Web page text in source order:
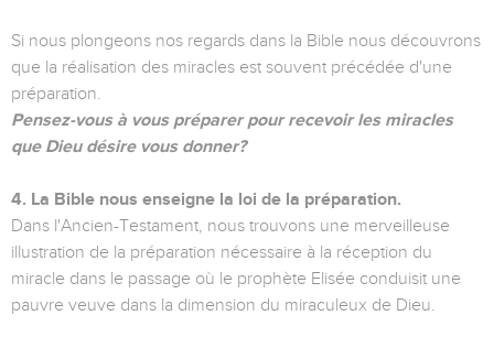
Si nous plongeons nos regards dans la Bible nous découvrons
que la réalisation des miracles est souvent précédée d'une
préparation.
Pensez-vous à vous préparer pour recevoir les miracles
que Dieu désire vous donner?
4. La Bible nous enseigne la loi de la préparation.
Dans l'Ancien-Testament, nous trouvons une merveilleuse
illustration de la préparation nécessaire à la réception du
miracle dans le passage où le prophète Elisée conduisit une
pauvre veuve dans la dimension du miraculeux de Dieu.